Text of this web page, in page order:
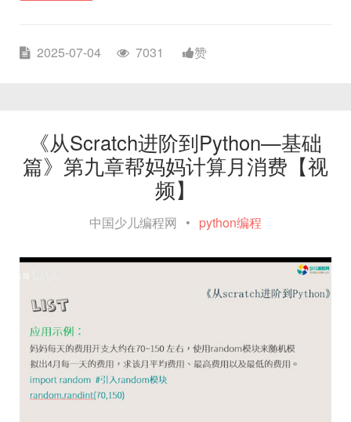
2025-07-04 7031 赞
《从Scratch进阶到Python—基础
篇》第九章帮妈妈计算月消费【视
频】
中国少儿编程网 • python编程